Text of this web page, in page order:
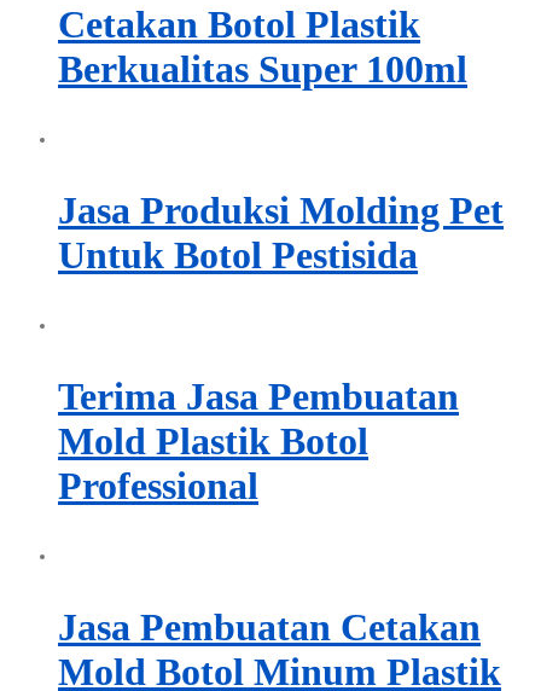
Cetakan Botol Plastik
Berkualitas Super 100ml
Jasa Produksi Molding Pet
Untuk Botol Pestisida
Terima Jasa Pembuatan
Mold Plastik Botol
Professional
Jasa Pembuatan Cetakan
Mold Botol Minum Plastik